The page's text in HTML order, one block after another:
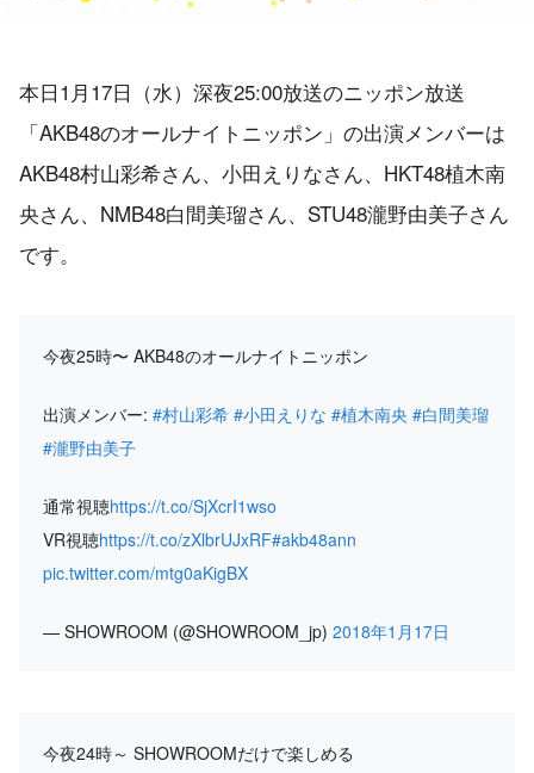
本日1月17日（水）深夜25:00放送のニッポン放送
「AKB48のオールナイトニッポン」の出演メンバーは
AKB48村山彩希さん、小田えりなさん、HKT48植木南
央さん、NMB48白間美瑠さん、STU48瀧野由美子さん
です。
今夜25時〜 AKB48のオールナイトニッポン
出演メンバー: #村山彩希 #小田えりな #植木南央 #白間美瑠
#瀧野由美子
通常視聴https://t.co/SjXcrI1wso
VR視聴https://t.co/zXlbrUJxRF#akb48ann
pic.twitter.com/mtg0aKigBX
— SHOWROOM (@SHOWROOM_jp) 2018年1月17日
今夜24時～ SHOWROOMだけで楽しめる